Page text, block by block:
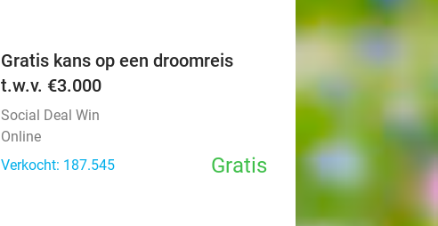
Gratis kans op een droomreis
t.w.v. €3.000
Social Deal Win
Online
Verkocht: 187.545
Gratis